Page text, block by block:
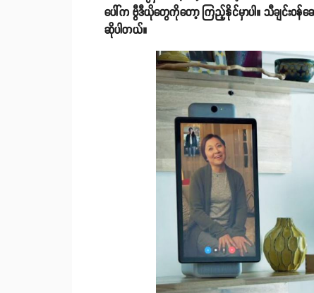
ပေါ်က ဗွီဒီယိုတွေကိုတော့ ကြည့်နိုင်မှာပါ။ သီချင်းဝ
ဆိုပါတယ်။